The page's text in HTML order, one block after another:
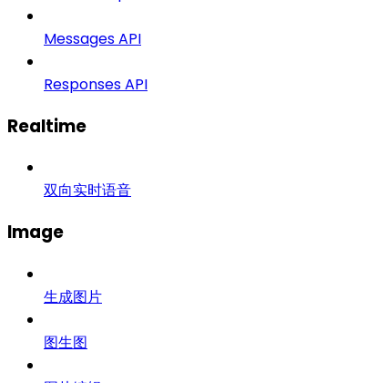
Messages API
Responses API
Realtime
双向实时语音
Image
生成图片
图生图